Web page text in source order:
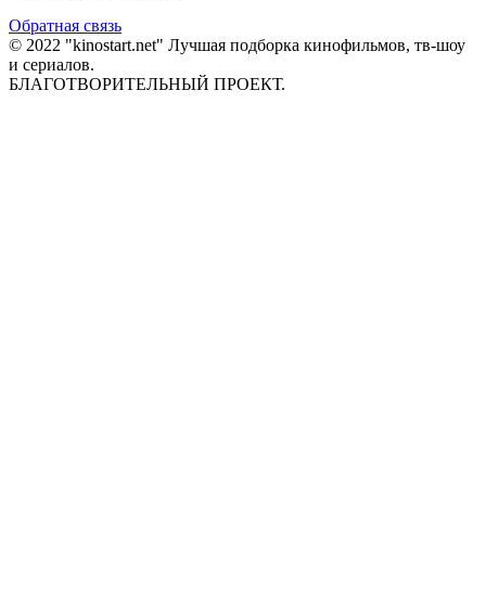
Обратная связь
© 2022 "kinostart.net" Лучшая подборка кинофильмов, тв-шоу
и сериалов.
БЛАГОТВОРИТЕЛЬНЫЙ ПРОЕКТ.